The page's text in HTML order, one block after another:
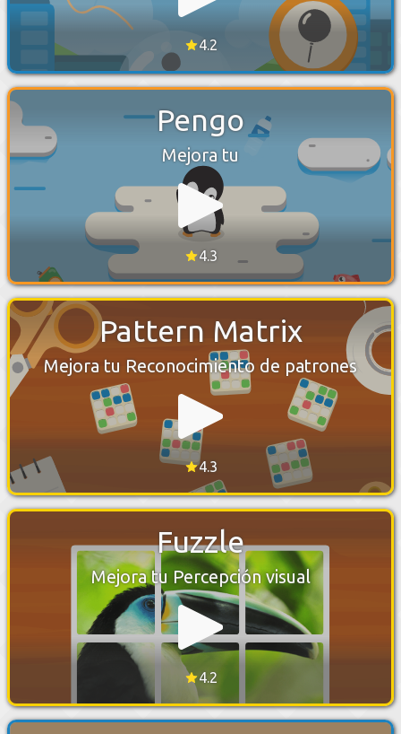
4.2
Pengo
Mejora tu
4.3
Pattern Matrix
Mejora tu Reconocimiento de patrones
4.3
Fuzzle
Mejora tu Percepción visual
4.2